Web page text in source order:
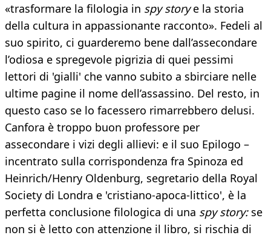
«trasformare la filologia in spy storye la storia
della cultura in appassionante racconto». Fedeli al
suo spirito, ci guarderemo bene dall’assecondare
l’odiosa e spregevole pigrizia di quei pessimi
lettori di 'gialli' che vanno subito a sbirciare nelle
ultime pagine il nome dell’assassino. Del resto, in
questo caso se lo facessero rimarrebbero delusi.
Canfora è troppo buon professore per
assecondare i vizi degli allievi: e il suo Epilogo –
incentrato sulla corrispondenza fra Spinoza ed
Heinrich/Henry Oldenburg, segretario della Royal
Society di Londra e 'cristiano-apoca-littico', è la
perfetta conclusione filologica di una spy story:se
non si è letto con attenzione il libro, si rischia di